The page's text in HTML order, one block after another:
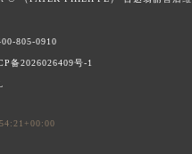
805-0910
备2026026409号-1